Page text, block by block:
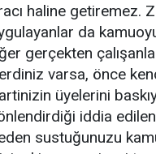
haline getiremez.
da
gerçekten
varsa, önce
üyelerini
iddia
sustuğunuzu